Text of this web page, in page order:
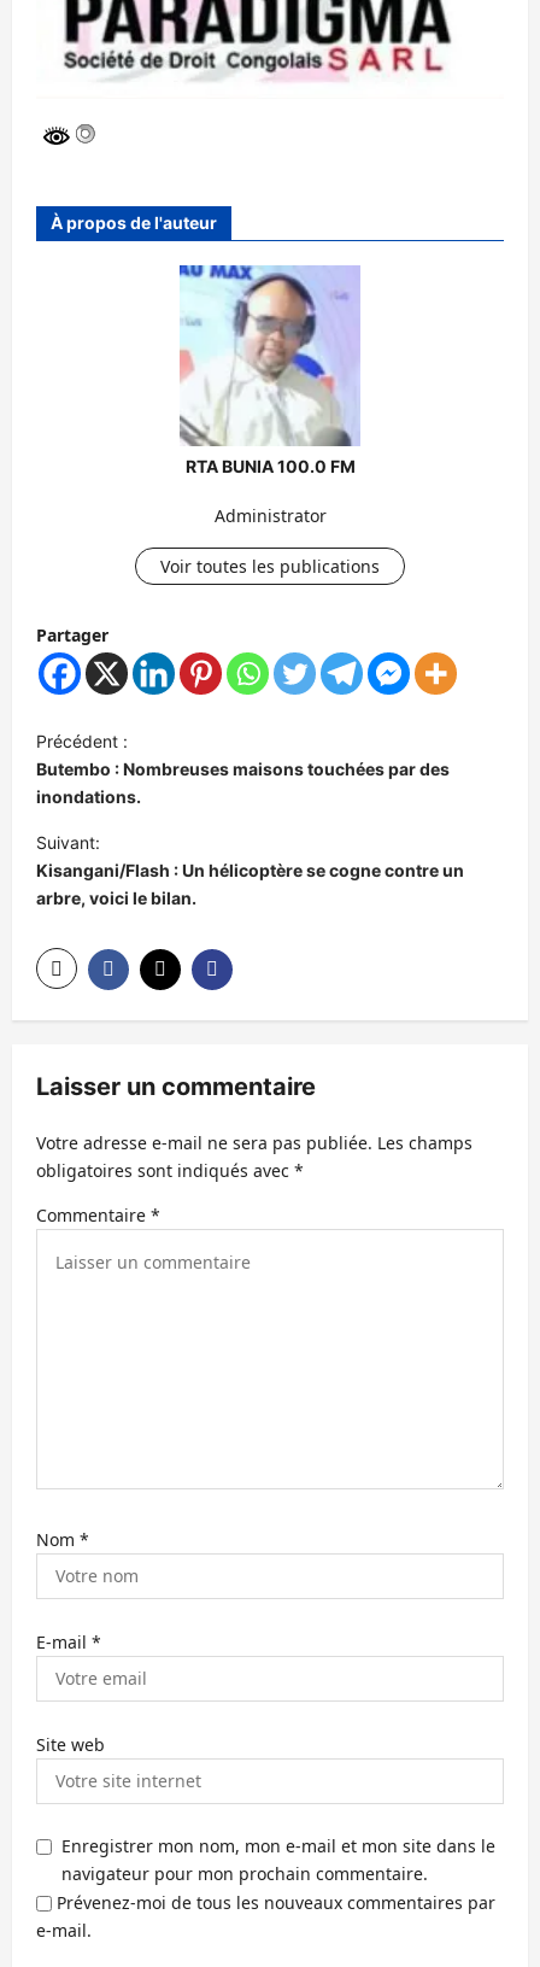
À propos de l'auteur
RTA BUNIA 100.0 FM
Administrator
Voir toutes les publications
Partager
a
v
i
g
a
t
i
o
d
’
a
r
Précédent :
Butembo : Nombreuses maisons touchées par des
inondations.
Suivant:
Kisangani/Flash : Un hélicoptère se cogne contre un
arbre, voici le bilan.
Laisser un commentaire
Votre adresse e-mail ne sera pas publiée. Les champs
obligatoires sont indiqués avec *
Commentaire *
Nom *
E-mail *
Site web
Enregistrer mon nom, mon e-mail et mon site dans le
navigateur pour mon prochain commentaire.
Prévenez-moi de tous les nouveaux commentaires par
e-mail.